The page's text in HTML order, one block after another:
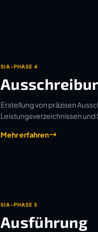
SIA-PHASE 4
Erstellung von präzisen
Leistungsverzeichnissen und
Mehr erfahren
SIA-PHASE 5
Ausführung